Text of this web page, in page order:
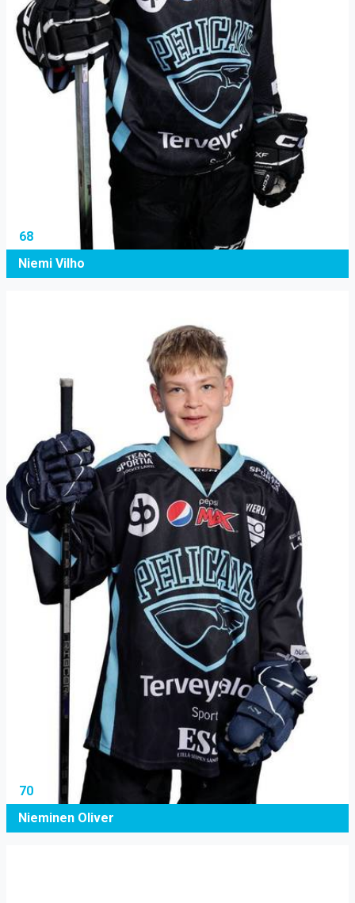
68
Niemi Vilho
70
Nieminen Oliver